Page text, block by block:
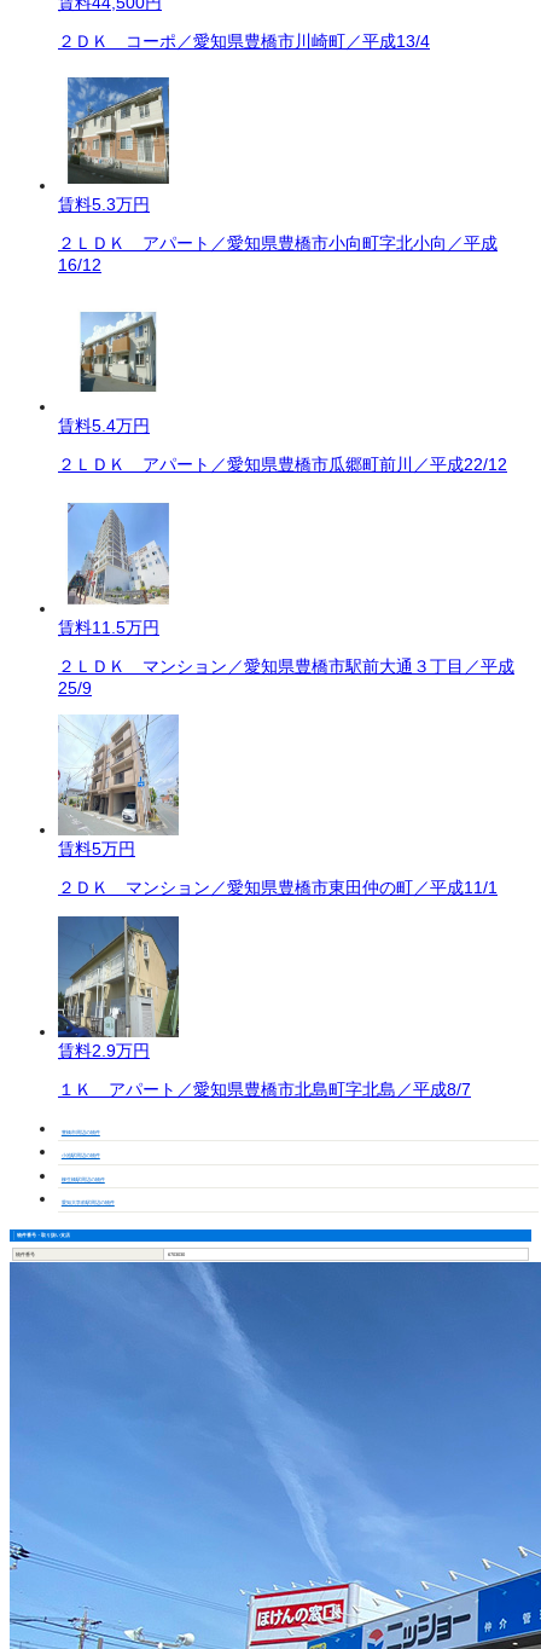
２ＤＫ コーポ／愛知県豊橋市川崎町／平成13/4
賃料5.3万円
２ＬＤＫ アパート／愛知県豊橋市小向町字北小向／平成
16/12
賃料5.4万円
２ＬＤＫ アパート／愛知県豊橋市瓜郷町前川／平成22/12
賃料11.5万円
２ＬＤＫ マンション／愛知県豊橋市駅前大通３丁目／平成
25/9
賃料5万円
２ＤＫ マンション／愛知県豊橋市東田仲の町／平成11/1
賃料2.9万円
１Ｋ アパート／愛知県豊橋市北島町字北島／平成8/7
豊橋市周辺の物件
小池駅周辺の物件
柳生橋駅周辺の物件
愛知大学前駅周辺の物件
物件番号・取り扱い支店
物件番号 6703030